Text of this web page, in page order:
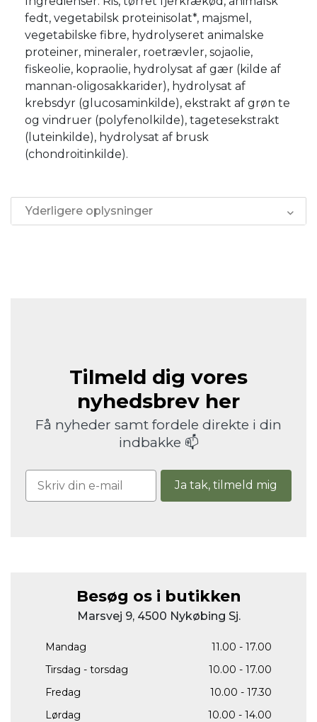
fedt, vegetabilsk proteinisolat*, majsmel,
vegetabilske fibre, hydrolyseret animalske
proteiner, mineraler, roetrævler, sojaolie,
fiskeolie, kopraolie, hydrolysat af gær (kilde af
mannan-oligosakkarider), hydrolysat af
krebsdyr (glucosaminkilde), ekstrakt af grøn te
og vindruer (polyfenolkilde), tagetesekstrakt
(luteinkilde), hydrolysat af brusk
(chondroitinkilde).
Yderligere oplysninger
Tilmeld dig vores
nyhedsbrev her
Få nyheder samt fordele direkte i din
indbakke 📫
Ja tak, tilmeld mig
Besøg os i butikken
Marsvej 9, 4500 Nykøbing Sj.
Mandag
11.00 - 17.00
Tirsdag - torsdag
10.00 - 17.00
Fredag
10.00 - 17.30
Lørdag
10.00 - 14.00